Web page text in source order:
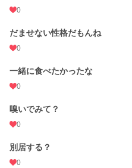
0
だませない性格だもんね
0
一緒に食べたかったな
0
嗅いでみて？
0
別居する？
0